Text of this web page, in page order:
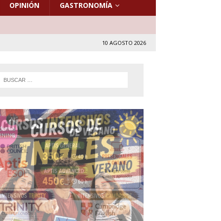
OPINIÓN GASTRONOMÍA
10 AGOSTO 2026